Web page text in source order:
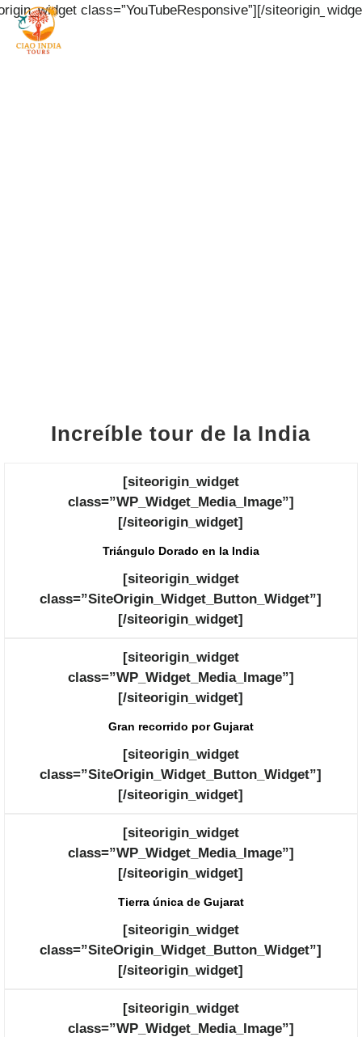
class=”YouTubeResponsive”][/
Increíble tour de la India
[siteorigin_widget
class=”WP_Widget_Media_Image”]
[/siteorigin_widget]
Triángulo Dorado en la India
[siteorigin_widget
class=”SiteOrigin_Widget_Button_Widget”]
[/siteorigin_widget]
[siteorigin_widget
class=”WP_Widget_Media_Image”]
[/siteorigin_widget]
Gran recorrido por Gujarat
[siteorigin_widget
class=”SiteOrigin_Widget_Button_Widget”]
[/siteorigin_widget]
[siteorigin_widget
class=”WP_Widget_Media_Image”]
[/siteorigin_widget]
Tierra única de Gujarat
[siteorigin_widget
class=”SiteOrigin_Widget_Button_Widget”]
[/siteorigin_widget]
[siteorigin_widget
class=”WP_Widget_Media_Image”]